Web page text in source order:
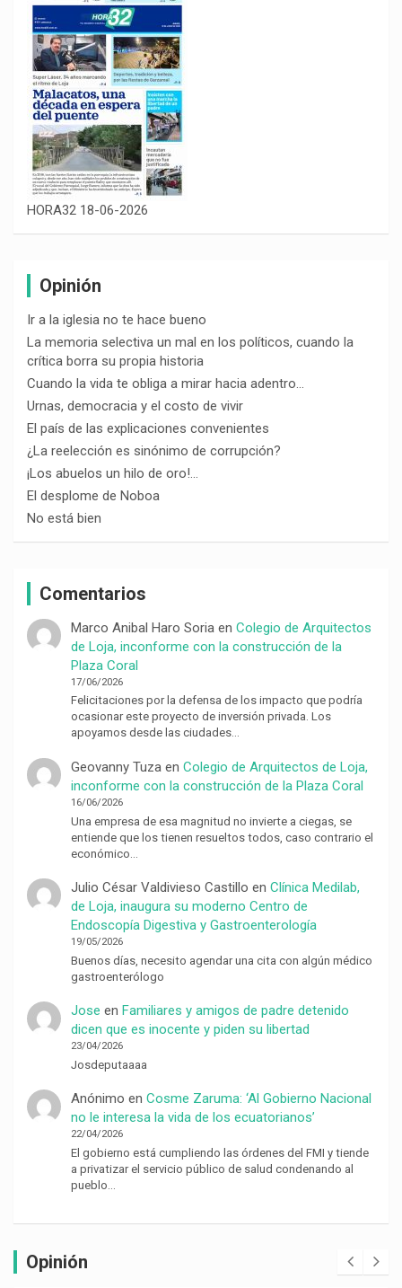
HORA32 18-06-2026
Opinión
Ir a la iglesia no te hace bueno
La memoria selectiva un mal en los políticos, cuando la
crítica borra su propia historia
Cuando la vida te obliga a mirar hacia adentro…
Urnas, democracia y el costo de vivir
El país de las explicaciones convenientes
¿La reelección es sinónimo de corrupción?
¡Los abuelos un hilo de oro!…
El desplome de Noboa
No está bien
Comentarios
Marco Anibal Haro Soriaen Colegio de Arquitectos
de Loja, inconforme con la construcción de la
Plaza Coral
17/06/2026
Felicitaciones por la defensa de los impacto que podría
ocasionar este proyecto de inversión privada. Los
apoyamos desde las ciudades…
Geovanny Tuzaen Colegio de Arquitectos de Loja,
inconforme con la construcción de la Plaza Coral
16/06/2026
Una empresa de esa magnitud no invierte a ciegas, se
entiende que los tienen resueltos todos, caso contrario el
económico…
Julio César Valdivieso Castillo en Clínica Medilab,
de Loja, inaugura su moderno Centro de
Endoscopía Digestiva y Gastroenterología
19/05/2026
Buenos días, necesito agendar una cita con algún médico
gastroenterólogo
Jose en Familiares y amigos de padre detenido
dicen que es inocente y piden su libertad
23/04/2026
Josdeputaaaa
Anónimo en Cosme Zaruma: ‘Al Gobierno Nacional
no le interesa la vida de los ecuatorianos’
22/04/2026
El gobierno está cumpliendo las órdenes del FMI y tiende
a privatizar el servicio público de salud condenando al
pueblo…
Opinión